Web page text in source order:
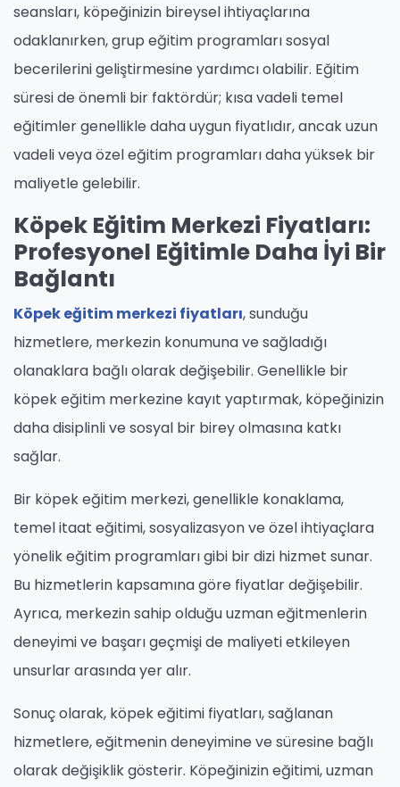
seansları, köpeğinizin bireysel ihtiyaçlarına
odaklanırken, grup eğitim programları sosyal
becerilerini geliştirmesine yardımcı olabilir. Eğitim
süresi de önemli bir faktördür; kısa vadeli temel
eğitimler genellikle daha uygun fiyatlıdır, ancak uzun
vadeli veya özel eğitim programları daha yüksek bir
maliyetle gelebilir.
Köpek Eğitim Merkezi Fiyatları:
Profesyonel Eğitimle Daha İyi Bir
Bağlantı
Köpek eğitim merkezi fiyatları, sunduğu
hizmetlere, merkezin konumuna ve sağladığı
olanaklara bağlı olarak değişebilir. Genellikle bir
köpek eğitim merkezine kayıt yaptırmak, köpeğinizin
daha disiplinli ve sosyal bir birey olmasına katkı
sağlar.
Bir köpek eğitim merkezi, genellikle konaklama,
temel itaat eğitimi, sosyalizasyon ve özel ihtiyaçlara
yönelik eğitim programları gibi bir dizi hizmet sunar.
Bu hizmetlerin kapsamına göre fiyatlar değişebilir.
Ayrıca, merkezin sahip olduğu uzman eğitmenlerin
deneyimi ve başarı geçmişi de maliyeti etkileyen
unsurlar arasında yer alır.
Sonuç olarak, köpek eğitimi fiyatları, sağlanan
hizmetlere, eğitmenin deneyimine ve süresine bağlı
olarak değişiklik gösterir. Köpeğinizin eğitimi, uzman